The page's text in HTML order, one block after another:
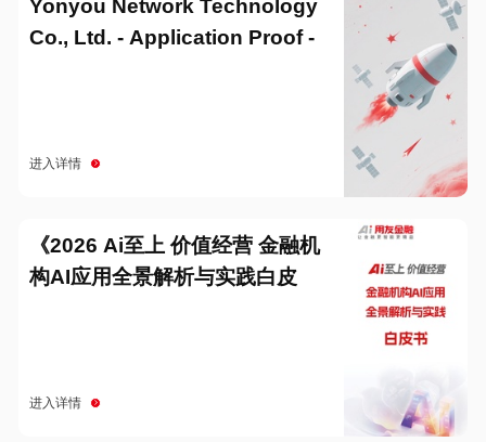
Yonyou Network Technology
Co., Ltd. - Application Proof -
进入详情
《2026 Ai至上 价值经营 金融机
构AI应用全景解析与实践白皮
进入详情